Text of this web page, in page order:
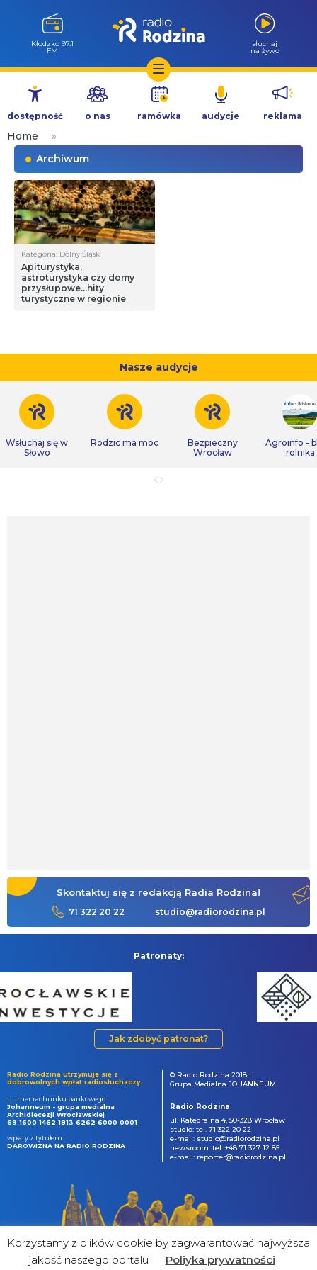
Przejdź
treści
Kłodzko 97.1
FM
słuchaj
na żywo
dostępność o nas ramówka audycje reklama
Home
»
Archiwum
Kategoria: Dolny Śląsk
Apiturystyka,
astroturystyka czy domy
przysłupowe…hity
turystyczne w regionie
Nasze audycje
Wsłuchaj się w
Słowo
Rodzic ma moc
Bezpieczny
Wrocław
Agroinfo -
rolnika
Skontaktuj się z redakcją Radia Rodzina!
71 322 20 22 studio@radiorodzina.pl
Patronaty:
Jak zdobyć patronat?
Radio Rodzina utrzymuje się z
dobrowolnych wpłat radiosłuchaczy.
numer rachunku bankowego:
Johanneum - grupa medialna
Archidiecezji Wrocławskiej
69 1600 1462 1813 6262 6000 0001
wpłaty z tytułem:
DAROWIZNA NA RADIO RODZINA
© Radio Rodzina 2018 |
Grupa Medialna JOHANNEUM
Radio Rodzina
ul. Katedralna 4, 50-328 Wrocław
studio: tel. 71 322 20 22
e-mail: studio@radiorodzina.pl
newsroom: tel. +48 71 327 12 85
e-mail: reporter@radiorodzina.pl
Korzystamy z plików cookie by zagwarantować najwyższa
jakość naszego portalu
Poliyka prywatności